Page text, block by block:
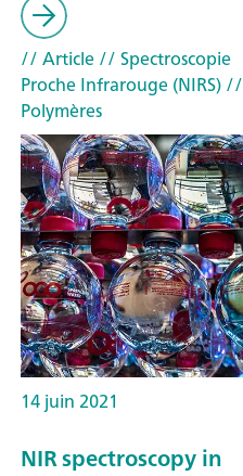
// Article// Spectroscopie
Proche Infrarouge (NIRS)//
Polymères
14 juin 2021
NIR spectroscopy in